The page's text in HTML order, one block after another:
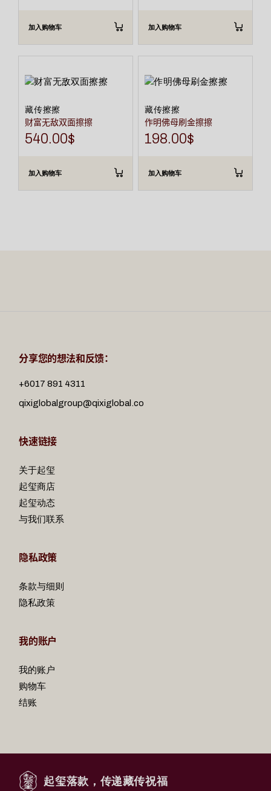
加入购物车 加入购物车
藏传擦擦
财富无敌双面擦擦
540.00$
加入购物车
藏传擦擦
作明佛母刷金擦擦
198.00$
加入购物车
分享您的想法和反馈：
+6017 891 4311
qixiglobalgroup@qixiglobal.co
快速链接
关于起玺
起玺商店
起玺动态
与我们联系
隐私政策
条款与细则
隐私政策
我的账户
我的账户
购物车
结账
起玺落款，传递藏传祝福